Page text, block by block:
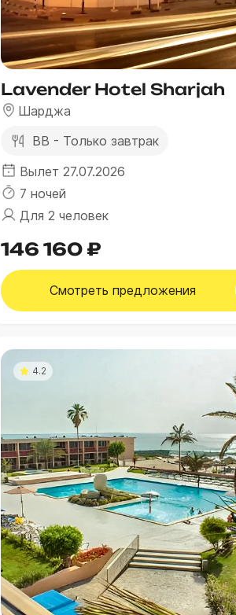
Lavender Hotel Sharjah
Шарджа
BB - Только завтрак
Вылет 27.07.2026
7 ночей
Для 2 человек
146 160 ₽
Смотретьпредложения
4.2